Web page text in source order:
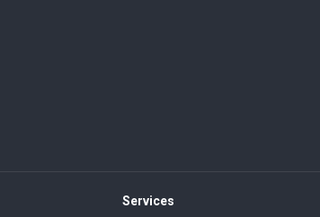
Services